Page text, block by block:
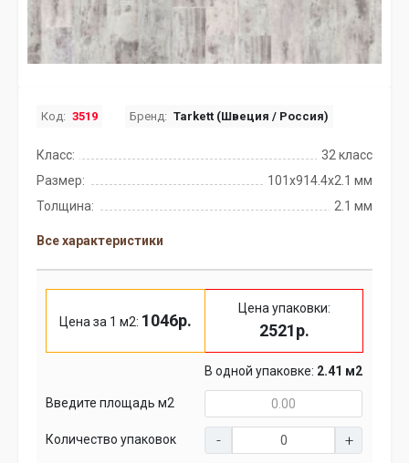
Код: 3519 Бренд: Tarkett (Швеция / Россия)
Класс:
32 класс
Размер:
101x914.4х2.1 мм
Толщина:
2.1 мм
Все характеристики
Цена за 1 м2: 1046р.
Цена упаковки:
2521р.
В одной упаковке: 2.41 м2
Введите площадь м2
Количество упаковок